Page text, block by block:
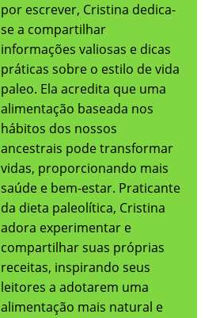
por escrever, Cristina dedica-
se a compartilhar
informações valiosas e dicas
práticas sobre o estilo de vida
paleo. Ela acredita que uma
alimentação baseada nos
hábitos dos nossos
ancestrais pode transformar
vidas, proporcionando mais
saúde e bem-estar. Praticante
da dieta paleolítica, Cristina
adora experimentar e
compartilhar suas próprias
receitas, inspirando seus
leitores a adotarem uma
alimentação mais natural e